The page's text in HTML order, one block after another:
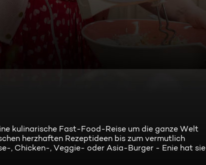
kulinarische Fast-Food-Reise um die ganze Welt
herzhaften Rezeptideen bis zum vermutlich
, Chicken-, Veggie- oder Asia-Burger - Enie hat sie